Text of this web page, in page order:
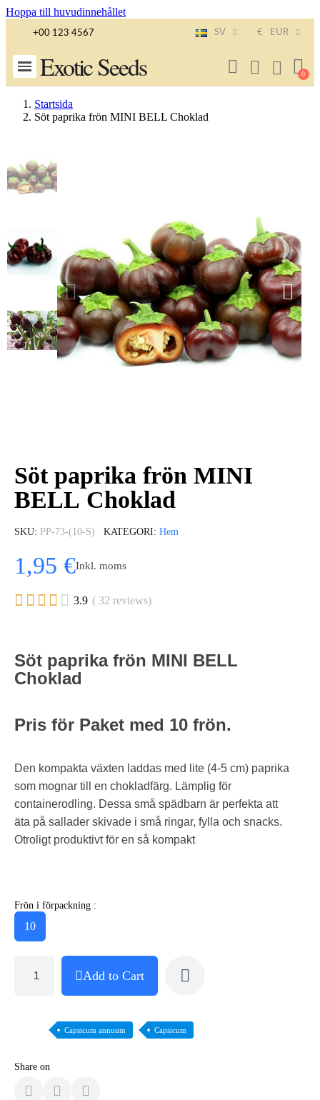
Hoppa till huvudinnehållet
+00 123 4567 SV € EUR
Exotic Seeds
Startsida
Söt paprika frön MINI BELL Choklad
Söt paprika frön MINI
BELL Choklad
SKU PP-73-(10-S) KATEGORI Hem
1,95 €Inkl. moms
     3.9 ( 32 reviews)
Söt paprika frön MINI BELL
Choklad
Pris för Paket med 10 frön.
Den kompakta växten laddas med lite (4-5 cm) paprika
som mognar till en chokladfärg. Lämplig för
containerodling. Dessa små spädbarn är perfekta att
äta på sallader skivade i små ringar, fylla och snacks.
Otroligt produktivt för en så kompakt
Frön i förpackning :
10
Add to Cart
Capsicum annuum Capsicum
Share on